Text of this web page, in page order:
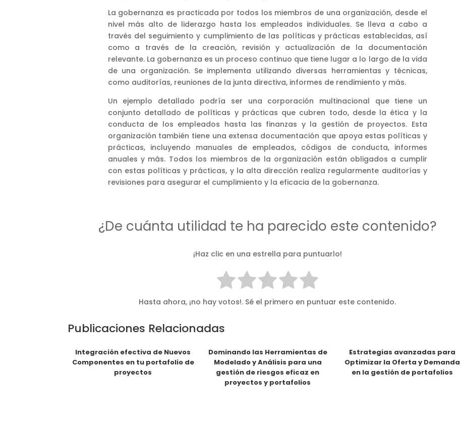
La gobernanza es practicada por todos los miembros de una organización, desde el
nivel más alto de liderazgo hasta los empleados individuales. Se lleva a cabo a
través del seguimiento y cumplimiento de las políticas y prácticas establecidas, así
como a través de la creación, revisión y actualización de la documentación
relevante. La gobernanza es un proceso continuo que tiene lugar a lo largo de la vida
de una organización. Se implementa utilizando diversas herramientas y técnicas,
como auditorías, reuniones de la junta directiva, informes de rendimiento y más.
Un ejemplo detallado podría ser una corporación multinacional que tiene un
conjunto detallado de políticas y prácticas que cubren todo, desde la ética y la
conducta de los empleados hasta las finanzas y la gestión de proyectos. Esta
organización también tiene una extensa documentación que apoya estas políticas y
prácticas, incluyendo manuales de empleados, códigos de conducta, informes
anuales y más. Todos los miembros de la organización están obligados a cumplir
con estas políticas y prácticas, y la alta dirección realiza regularmente auditorías y
revisiones para asegurar el cumplimiento y la eficacia de la gobernanza.
¿De cuánta utilidad te ha parecido este contenido?
¡Haz clic en una estrella para puntuarlo!
Hasta ahora, ¡no hay votos!. Sé el primero en puntuar este contenido.
Publicaciones Relacionadas
Integración efectiva de Nuevos
Componentes en tu portafolio de
proyectos
Dominando las Herramientas de
Modelado y Análisis para una
gestión de riesgos eficaz en
proyectos y portafolios
Estrategias avanzadas para
Optimizar la Oferta y Demanda
en la gestión de portafolios